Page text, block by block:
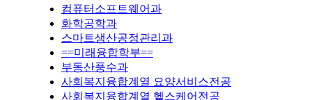
컴퓨터소프트웨어과
화학공학과
스마트생산공정관리과
==미래융합학부==
부동산풍수과
사회복지융합계열 요양서비스전공
사회복지융합계열 헬스케어전공